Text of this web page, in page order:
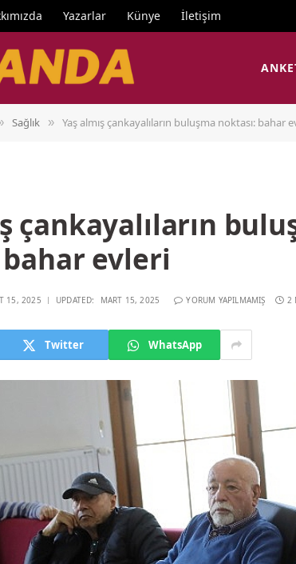
Yazarlar Künye İletişim
Sağlık » Yaş almış çankayalıların buluşma noktası: bahar
çankayalıların
bahar evleri
15, 2025 UPDATED: MART 15, 2025 YORUM YAPILMAMIŞ 2
Twitter WhatsApp